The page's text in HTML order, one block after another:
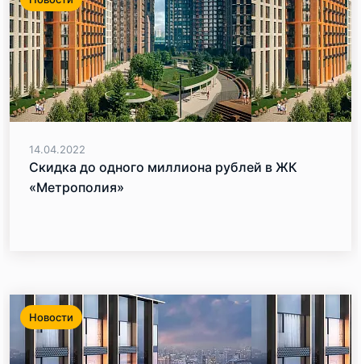
14.04.2022
Скидка до одного миллиона рублей в ЖК
«Метрополия»
Новости